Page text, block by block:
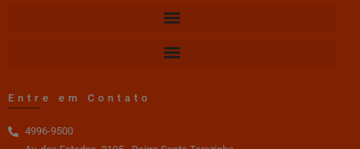
Entre em Contato
4996-9500